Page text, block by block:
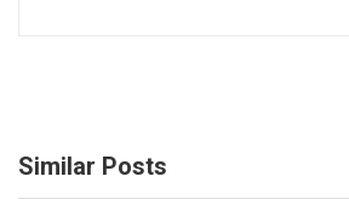
Similar Posts